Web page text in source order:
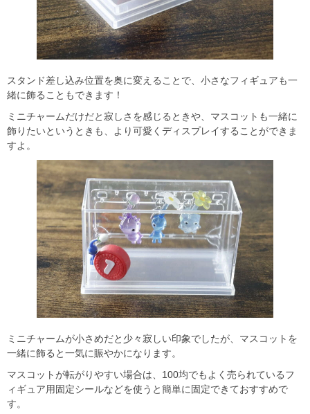
スタンド差し込み位置を奥に変えることで、小さなフィギュアも一
緒に飾ることもできます！
ミニチャームだけだと寂しさを感じるときや、マスコットも一緒に
飾りたいというときも、より可愛くディスプレイすることができま
すよ。
ミニチャームが小さめだと少々寂しい印象でしたが、マスコットを
一緒に飾ると一気に賑やかになります。
マスコットが転がりやすい場合は、100均でもよく売られているフ
ィギュア用固定シールなどを使うと簡単に固定できておすすめで
す。